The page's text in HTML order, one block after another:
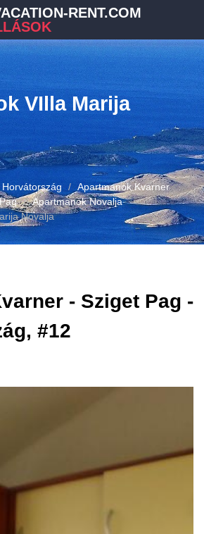
RENT.COM
VIlla Marija
Apartmanok Kvarner
Apartmanok Novalja
Novalja
- Sziget Pag -
#12